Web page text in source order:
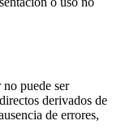
puede ser
derivados de
de errores,